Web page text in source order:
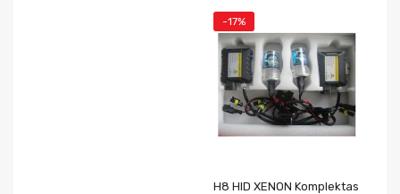
-17%
H8 HID XENON Komplektas